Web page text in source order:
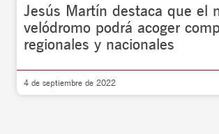
Jesús Martín destaca que el
velódromo podrá acoger
regionales y nacionales
4 de septiembre de 2022